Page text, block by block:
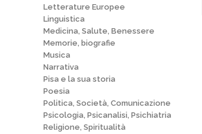
Letterature Europee
Linguistica
Medicina, Salute, Benessere
Memorie, biografie
Musica
Narrativa
Pisa e la sua storia
Poesia
Politica, Società, Comunicazione
Psicologia, Psicanalisi, Psichiatria
Religione, Spiritualità